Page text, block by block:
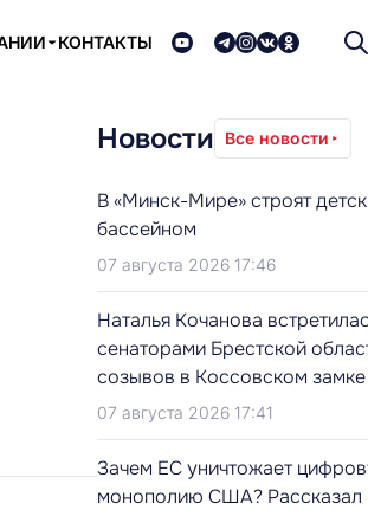
КОНТАКТЫ
Новости Все новости
В «Минск-Мире» строят
бассейном
07 августа 2026 17:46
Наталья Кочанова
сенаторами Брестской
созывов в Коссовском замке
07 августа 2026 17:41
Зачем ЕС уничтожает
монополию США? Рассказал